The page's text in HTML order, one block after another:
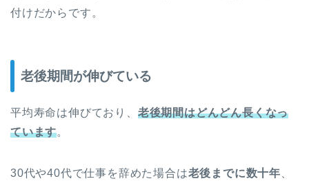
付けだからです。
老後期間が伸びている
平均寿命は伸びており、 老後期間はどんどん長くなっ
ています。
30代や40代で仕事を辞めた場合は老後までに数十年